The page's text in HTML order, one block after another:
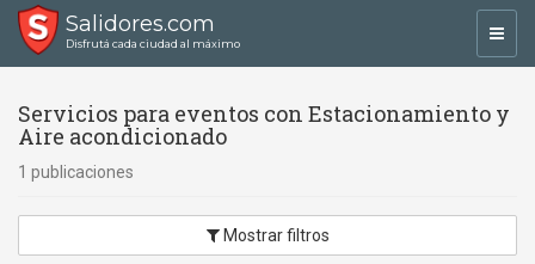
Salidores.com
Disfrutá cada ciudad al máximo
Servicios para eventos con Estacionamiento y
Aire acondicionado
1 publicaciones
Mostrar filtros